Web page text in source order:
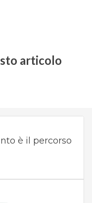
articolo
è il percorso